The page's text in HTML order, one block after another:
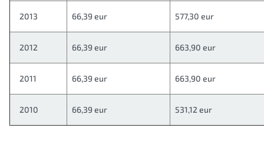
2013 66,39 eur 577,30 eur
2012 66,39 eur 663,90 eur
2011 66,39 eur 663,90 eur
2010 66,39 eur 531,12 eur